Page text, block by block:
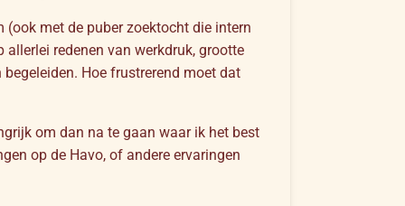
met de puber zoektocht die intern
redenen van werkdruk, grootte
Hoe frustrerend moet dat
om dan na te gaan waar ik het best
op de Havo, of andere ervaringen